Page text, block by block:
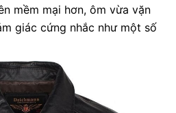
mềm mại hơn, ôm vừa vặn
giác cứng nhắc như một số